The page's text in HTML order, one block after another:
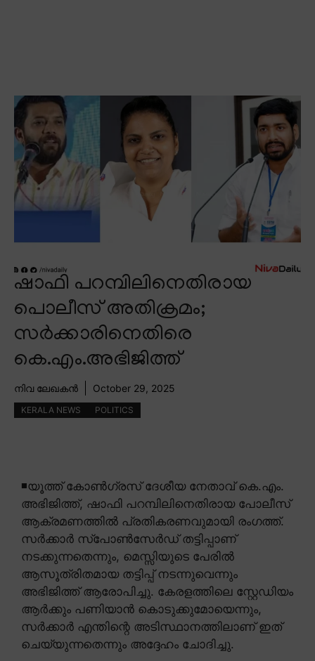
ഷാഫി പറമ്പിലിനെതിരായ
പൊലീസ് അതിക്രമം;
സർക്കാരിനെതിരെ
കെ.എം.അഭിജിത്ത്
നിവ ലേഖകൻ October 29, 2025
KERALA NEWS POLITICS
◾യൂത്ത് കോൺഗ്രസ് ദേശീയ നേതാവ് കെ.എം.
അഭിജിത്ത്, ഷാഫി പറമ്പിലിനെതിരായ പോലീസ്
ആക്രമണത്തിൽ പ്രതികരണവുമായി രംഗത്ത്.
സർക്കാർ സ്പോൺസേർഡ് തട്ടിപ്പാണ്
നടക്കുന്നതെന്നും, മെസ്സിയുടെ പേരിൽ
ആസൂത്രിതമായ തട്ടിപ്പ് നടന്നുവെന്നും
അഭിജിത്ത് ആരോപിച്ചു. കേരളത്തിലെ സ്റ്റേഡിയം
ആർക്കും പണിയാൻ കൊടുക്കുമോയെന്നും,
സർക്കാർ എന്തിന്റെ അടിസ്ഥാനത്തിലാണ് ഇത്
ചെയ്യുന്നതെന്നും അദ്ദേഹം ചോദിച്ചു.